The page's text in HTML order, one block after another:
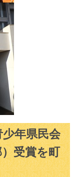
年県民会
受賞を町